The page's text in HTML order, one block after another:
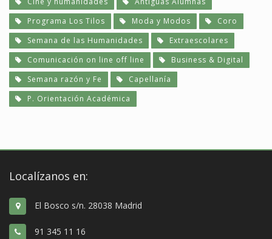
Programa Los Tilos
Moda y Modos
Coro
Semana de las Humanidades
Extraescolares
Comunicación on line off line
Business & Digital
Semana razón y Fe
Capellanía
P. Orientación Académica
Localízanos en:
El Bosco s/n. 28038 Madrid
91 345 11 16